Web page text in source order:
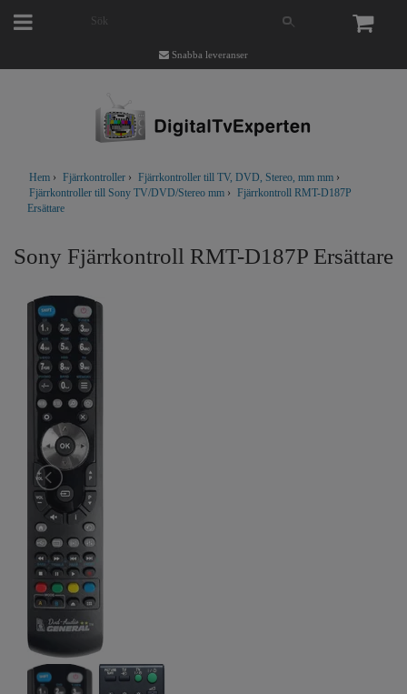
Snabba leveranser
Hem › Fjärrkontroller › Fjärrkontroller till TV, DVD, Stereo, mm mm ›
Fjärrkontroller till Sony TV/DVD/Stereo mm › Fjärrkontroll RMT-D187P
Ersättare
Sony Fjärrkontroll RMT-D187P Ersättare